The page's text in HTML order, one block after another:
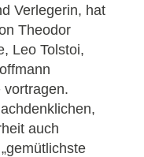
Verlegerin, hat
Theodor
Leo Tolstoi,
vortragen.
auch